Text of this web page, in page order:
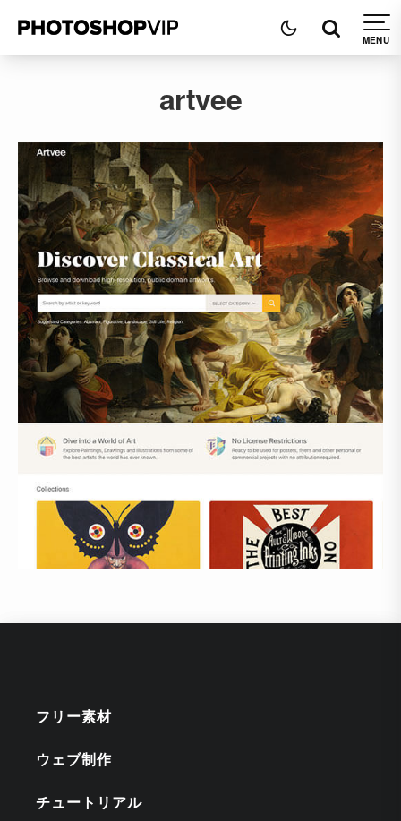
artvee
フリー素材
ウェブ制作
チュートリアル